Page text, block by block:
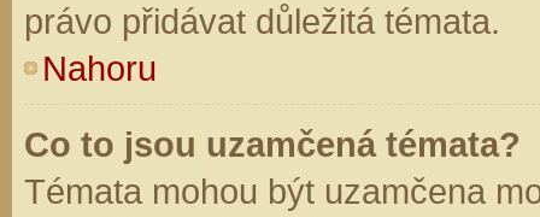
právo přidávat důležitá témata.
Nahoru
Co to jsou uzamčená témata?
Témata mohou být uzamčena